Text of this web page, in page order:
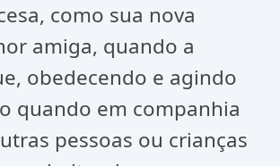
como sua nova
amiga, quando a
obedecendo e agindo
quando em companhia
pessoas ou crianças